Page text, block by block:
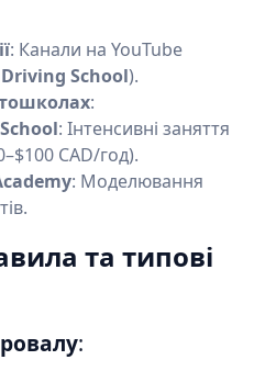
: Канали на YouTube
School).
:
: Інтенсивні заняття
CAD/год).
: Моделювання
та типові
: